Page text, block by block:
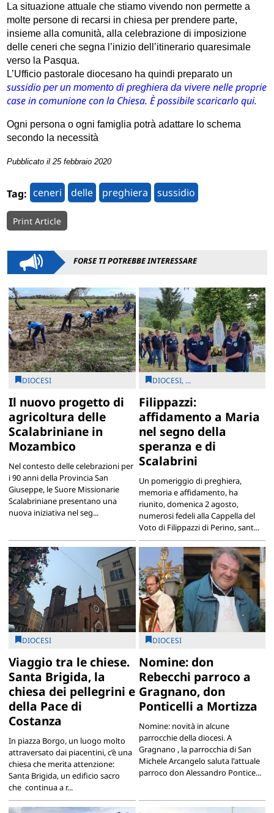
La situazione attuale che stiamo vivendo non permette a
molte persone di recarsi in chiesa per prendere parte,
insieme alla comunità, alla celebrazione di imposizione
delle ceneri che segna l’inizio dell’itinerario quaresimale
verso la Pasqua.
L’Ufficio pastorale diocesano ha quindi preparato un
sussidioper un momento di preghiera da vivere nelle proprie
case in comunione con la Chiesa. È possibile scaricarlo qui.
Ogni persona o ogni famiglia potrà adattare lo schema
secondo la necessità
Pubblicato il 25 febbraio 2020
Tag: ceneri delle preghiera sussidio
Print Article
FORSE TI POTREBBE INTERESSARE
DIOCESI
Il nuovo progetto di
agricoltura delle
Scalabriniane in
Mozambico
Nel contesto delle celebrazioni per
i 90 anni della Provincia San
Giuseppe, le Suore Missionarie
Scalabriniane presentano una
nuova iniziativa nel seg...
DIOCESI, ...
Filippazzi:
affidamento a Maria
nel segno della
speranza e di
Scalabrini
Un pomeriggio di preghiera,
memoria e affidamento, ha
riunito, domenica 2 agosto,
numerosi fedeli alla Cappella del
Voto di Filippazzi di Perino, sant...
DIOCESI
Viaggio tra le chiese.
Santa Brigida, la
chiesa dei pellegrini e
della Pace di
Costanza
In piazza Borgo, un luogo molto
attraversato dai piacentini, c’è una
chiesa che merita attenzione:
Santa Brigida, un edificio sacro
che continua a r...
DIOCESI
Nomine: don
Rebecchi parroco a
Gragnano, don
Ponticelli a Mortizza
Nomine: novità in alcune
parrocchie della diocesi. A
Gragnano , la parrocchia di San
Michele Arcangelo saluta l'attuale
parroco don Alessandro Pontice...